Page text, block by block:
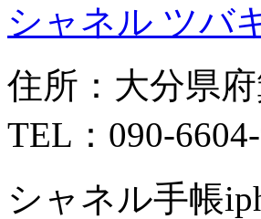
シャネル ツバ
住所：大分県
TEL：090-
シャネル手帳